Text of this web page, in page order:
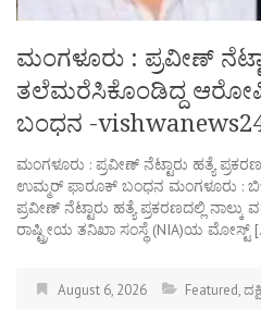
ಮಂಗಳೂರು : ಪ್ರವೀಣ್
ತಲೆಮರೆಸಿಕೊಂಡಿದ್ದ
ಬಂಧನ -
ಮಂಗಳೂರು : ಪ್ರವೀಣ್ ನೆಟ್ಟಾರು ಹತ್ಯೆ
ಉಮ್ಮರ್ ಫಾರೂಕ್ ಬಂಧನ ಮಂಗಳೂರು :
ಪ್ರವೀಣ್ ನೆಟ್ಟಾರು ಹತ್ಯೆ ಪ್ರಕರಣದಲ್ಲಿ
ರಾಷ್ಟ್ರೀಯ ತನಿಖಾ ಸಂಸ್ಥೆ (NIA)ಯ ಮೋಸ್ಟ್‌
August 6, 2026 Featured,